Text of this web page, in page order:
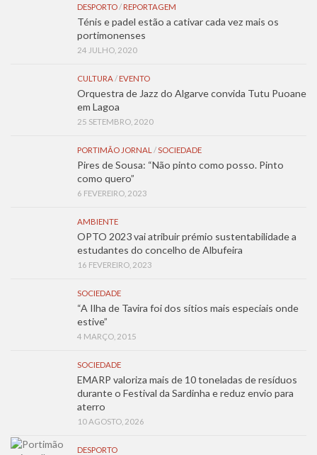
DESPORTO / REPORTAGEM
Ténis e padel estão a cativar cada vez mais os
portimonenses
24 JULHO, 2020
CULTURA / EVENTO
Orquestra de Jazz do Algarve convida Tutu Puoane
em Lagoa
25 SETEMBRO, 2020
PORTIMÃO JORNAL / SOCIEDADE
Pires de Sousa: “Não pinto como posso. Pinto
como quero”
6 FEVEREIRO, 2023
AMBIENTE
OPTO 2023 vai atribuir prémio sustentabilidade a
estudantes do concelho de Albufeira
16 FEVEREIRO, 2023
SOCIEDADE
“A Ilha de Tavira foi dos sítios mais especiais onde
estive”
4 MARÇO, 2015
SOCIEDADE
EMARP valoriza mais de 10 toneladas de resíduos
durante o Festival da Sardinha e reduz envio para
aterro
10 AGOSTO, 2026
DESPORTO